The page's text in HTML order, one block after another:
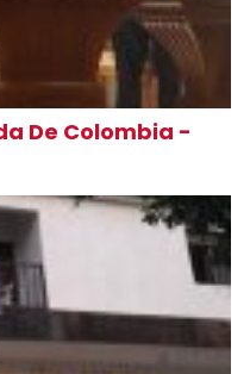
De Colombia -